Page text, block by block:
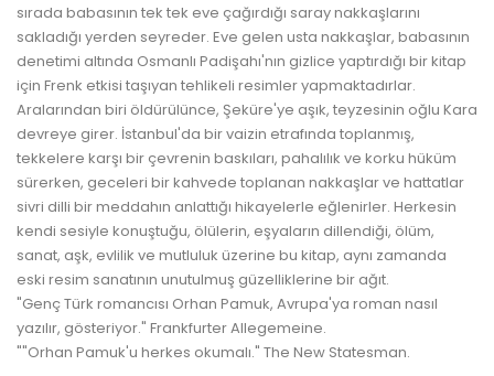
sırada babasının tek tek eve çağırdığı saray nakkaşlarını
sakladığı yerden seyreder. Eve gelen usta nakkaşlar, babasının
denetimi altında Osmanlı Padişahı'nın gizlice yaptırdığı bir kitap
için Frenk etkisi taşıyan tehlikeli resimler yapmaktadırlar.
Aralarından biri öldürülünce, Şeküre'ye aşık, teyzesinin oğlu Kara
devreye girer. İstanbul'da bir vaizin etrafında toplanmış,
tekkelere karşı bir çevrenin baskıları, pahalılık ve korku hüküm
sürerken, geceleri bir kahvede toplanan nakkaşlar ve hattatlar
sivri dilli bir meddahın anlattığı hikayelerle eğlenirler. Herkesin
kendi sesiyle konuştuğu, ölülerin, eşyaların dillendiği, ölüm,
sanat, aşk, evlilik ve mutluluk üzerine bu kitap, aynı zamanda
eski resim sanatının unutulmuş güzelliklerine bir ağıt.
"Genç Türk romancısı Orhan Pamuk, Avrupa'ya roman nasıl
yazılır, gösteriyor." Frankfurter Allegemeine.
""Orhan Pamuk'u herkes okumalı." The New Statesman.